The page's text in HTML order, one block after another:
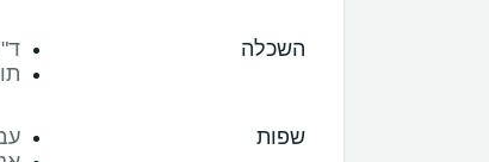
השכלה
שפות